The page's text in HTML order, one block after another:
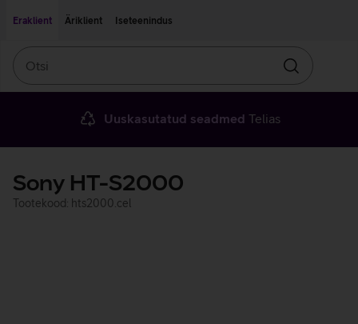
Eraklient
Äriklient Iseteenindus
Otsin
Uuskasutatud seadmed Telias
Sony HT-S2000
Tootekood: hts2000.cel